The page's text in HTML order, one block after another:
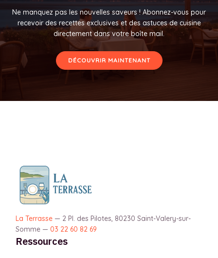
Ne manquez pas les nouvelles saveurs ! Abonnez-vous pour
recevoir des recettes exclusives et des astuces de cuisine
directement dans votre boîte mail.
DÉCOUVRIR MAINTENANT
La Terrasse — 2 Pl. des Pilotes, 80230 Saint-Valery-sur-
Somme — 03 22 60 82 69
Ressources